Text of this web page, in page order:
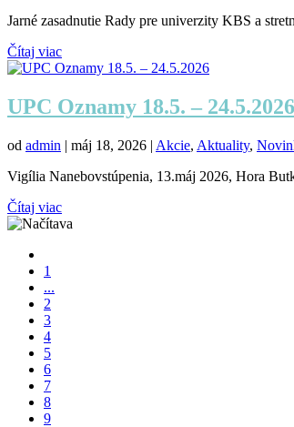
Jarné zasadnutie Rady pre univerzity KBS a
Čítaj viac
UPC Oznamy 18.5. – 24.5.2026
od admin | máj 18, 2026 | Akcie, Aktuality,
Vigília Nanebovstúpenia, 13.máj 2026, Hora
Čítaj viac
1
...
2
3
4
5
6
7
8
9